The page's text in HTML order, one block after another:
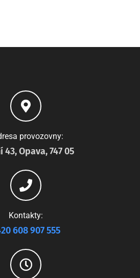
provozovny:
43, Opava, 747 05
Kontakty:
608 907 555